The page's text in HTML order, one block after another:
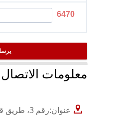
معلومات الاتصال
عنوان:
رقم 3،